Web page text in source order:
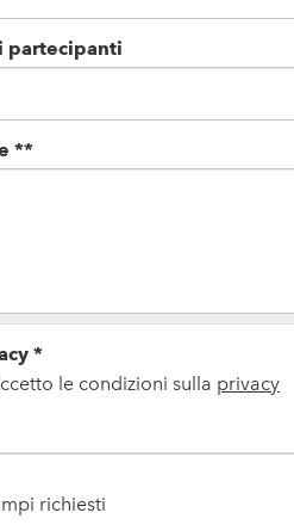
partecipanti
**
*
le condizioni sulla privacy
richiesti